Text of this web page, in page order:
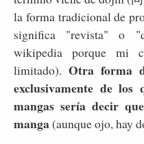
la forma tradicional de
significa "revista" o
wikipedia porque mi
limitado). Otra forma
exclusivamente de los
mangas sería decir
manga(aunque ojo, hay